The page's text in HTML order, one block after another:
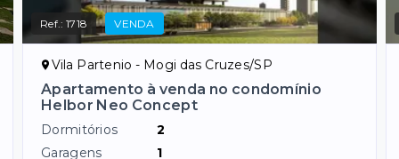
Ref.:1718 VENDA
Vila Partenio - Mogi das Cruzes/SP
Apartamento à venda no condomínio
Helbor Neo Concept
Dormitórios
2
Garagens
1